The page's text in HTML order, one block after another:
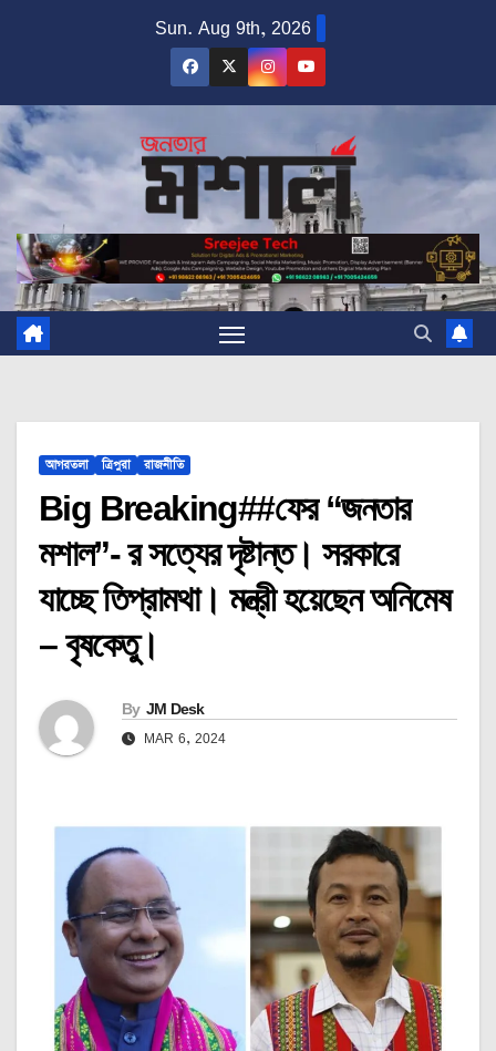
Sun. Aug 9th, 2026
আগরতলা ত্রিপুরা রাজনীতি
Big Breaking##ফের “জনতার
মশাল”- র সত্যের দৃষ্টান্ত। সরকারে
যাচ্ছে তিপ্রামথা। মন্ত্রী হয়েছেন অনিমেষ
– বৃষকেতু।
By JM Desk
MAR 6, 2024